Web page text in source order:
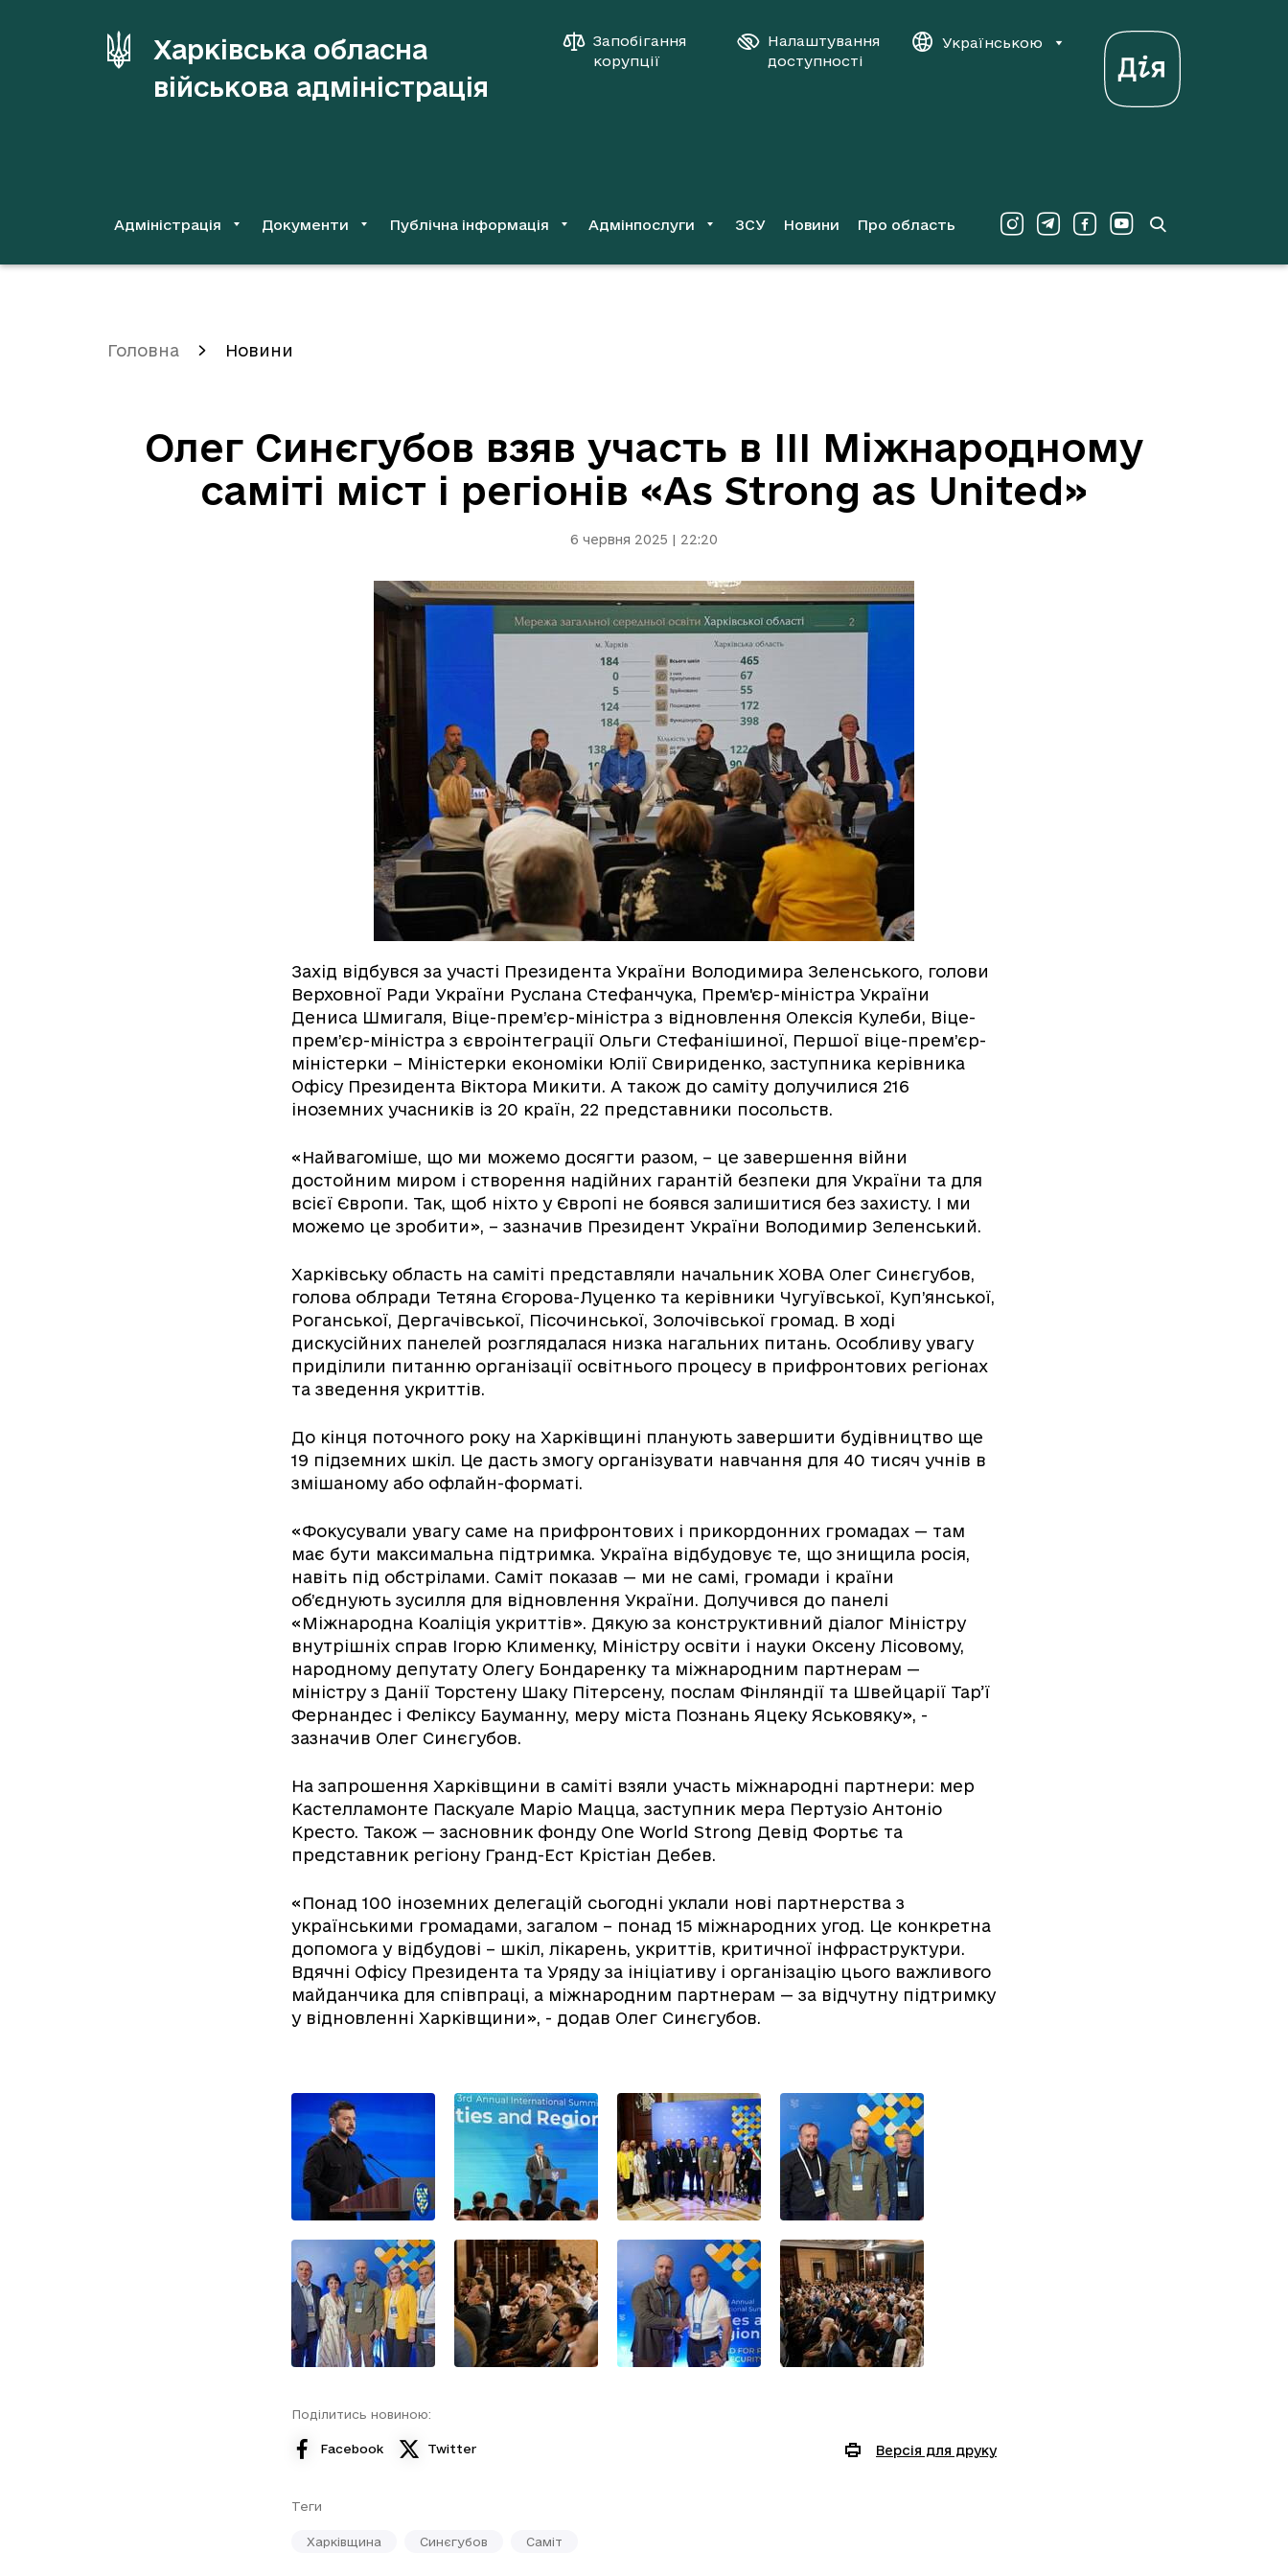
Харківська обласна
військова адміністрація
Запобігання
корупції
Налаштування
доступності
Українською
Адміністрація Документи Публічна інформація Адмінпослуги ЗСУ Новини Про область
Головна Новини
Олег Синєгубов взяв участь в ІІІ Міжнародному
саміті міст і регіонів «As Strong as United»
6 червня 2025 | 22:20
Захід відбувся за участі Президента України Володимира Зеленського, голови
Верховної Ради України Руслана Стефанчука, Прем'єр-міністра України
Дениса Шмигаля, Віце-прем’єр-міністра з відновлення Олексія Кулеби, Віце-
прем’єр-міністра з євроінтеграції Ольги Стефанішиної, Першої віце-прем’єр-
міністерки – Міністерки економіки Юлії Свириденко, заступника керівника
Офісу Президента Віктора Микити. А також до саміту долучилися 216
іноземних учасників із 20 країн, 22 представники посольств.
«Найвагоміше, що ми можемо досягти разом, – це завершення війни
достойним миром і створення надійних гарантій безпеки для України та для
всієї Європи. Так, щоб ніхто у Європі не боявся залишитися без захисту. І ми
можемо це зробити», – зазначив Президент України Володимир Зеленський.
Харківську область на саміті представляли начальник ХОВА Олег Синєгубов,
голова облради Тетяна Єгорова-Луценко та керівники Чугуївської, Куп’янської,
Роганської, Дергачівської, Пісочинської, Золочівської громад. В ході
дискусійних панелей розглядалася низка нагальних питань. Особливу увагу
приділили питанню організації освітнього процесу в прифронтових регіонах
та зведення укриттів.
До кінця поточного року на Харківщині планують завершити будівництво ще
19 підземних шкіл. Це дасть змогу організувати навчання для 40 тисяч учнів в
змішаному або офлайн-форматі.
«Фокусували увагу саме на прифронтових і прикордонних громадах — там
має бути максимальна підтримка. Україна відбудовує те, що знищила росія,
навіть під обстрілами. Саміт показав — ми не самі, громади і країни
об’єднують зусилля для відновлення України. Долучився до панелі
«Міжнародна Коаліція укриттів». Дякую за конструктивний діалог Міністру
внутрішніх справ Ігорю Клименку, Міністру освіти і науки Оксену Лісовому,
народному депутату Олегу Бондаренку та міжнародним партнерам —
міністру з Данії Торстену Шаку Пітерсену, послам Фінляндії та Швейцарії Тар’ї
Фернандес і Феліксу Бауманну, меру міста Познань Яцеку Яськовяку», -
зазначив Олег Синєгубов.
На запрошення Харківщини в саміті взяли участь міжнародні партнери: мер
Кастелламонте Паскуале Маріо Мацца, заступник мера Пертузіо Антоніо
Кресто. Також — засновник фонду One World Strong Девід Фортьє та
представник регіону Гранд-Ест Крістіан Дебев.
«Понад 100 іноземних делегацій сьогодні уклали нові партнерства з
українськими громадами, загалом – понад 15 міжнародних угод. Це конкретна
допомога у відбудові – шкіл, лікарень, укриттів, критичної інфраструктури.
Вдячні Офісу Президента та Уряду за ініціативу і організацію цього важливого
майданчика для співпраці, а міжнародним партнерам — за відчутну підтримку
у відновленні Харківщини», - додав Олег Синєгубов.
Поділитись новиною:
Facebook Twitter Версія для друку
Теги
Харківщина Синєгубов Саміт